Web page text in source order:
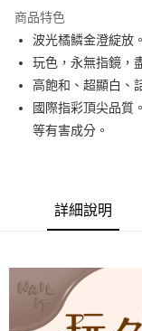
Apple Pay
街口支付
悠遊付
每筆NT$80，滿
因應疫情升溫，目前
每筆NT$9,999
黑貓宅急便
商品特色
波光橘鱗金澄綻放。
玩色，永無指鏡，
高飽和、超顯白、
國際指彩頂尖品質
等有害成分。
詳細說明